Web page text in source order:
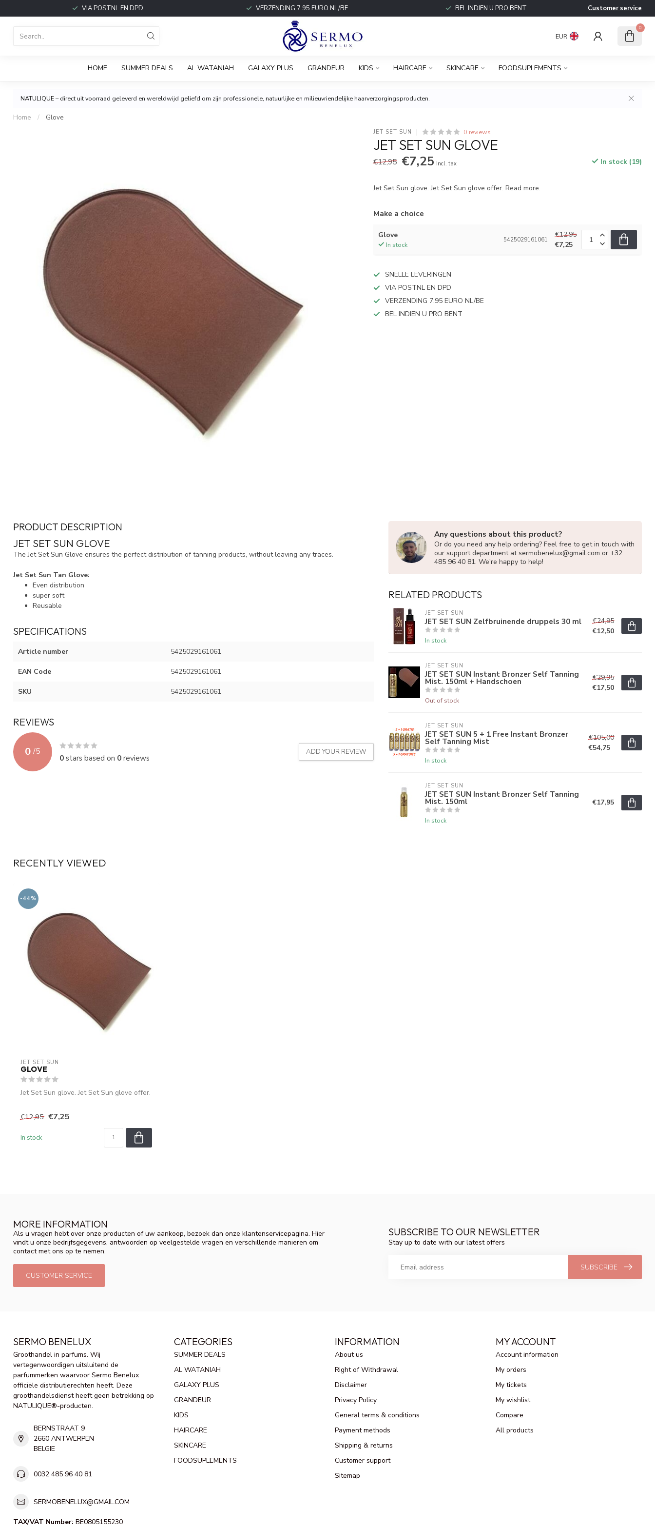
VIA POSTNL EN DPD VERZENDING 7.95 EURO NL/BE BEL INDIEN U PRO BENT Customer service
EUR
0
HOME SUMMER DEALS AL WATANIAH GALAXY PLUS GRANDEUR KIDS HAIRCARE SKINCARE FOODSUPLEMENTS
NATULIQUE – direct uit voorraad geleverd en wereldwijd geliefd om zijn professionele, natuurlijke en milieuvriendelijke haarverzorgingsproducten.
Home / Glove
JET SET SUN 0 reviews
JET SET SUN GLOVE
€12,95 €7,25 Incl. tax In stock (19)
Jet Set Sun glove. Jet Set Sun glove offer.Read more.
Make a choice
Glove
In stock
5425029161061
€12,95
€7,25
SNELLE LEVERINGEN
VIA POSTNL EN DPD
VERZENDING 7.95 EURO NL/BE
BEL INDIEN U PRO BENT
PRODUCT DESCRIPTION
JET SET SUN GLOVE
The Jet Set Sun Glove ensures the perfect distribution of tanning products, without leaving any traces.
Jet Set Sun Tan Glove:
Even distribution
super soft
Reusable
SPECIFICATIONS
Article number 5425029161061
EAN Code 5425029161061
SKU 5425029161061
REVIEWS
0 /5
0stars based on 0reviews
ADD YOUR REVIEW
Any questions about this product?
Or do you need any help ordering? Feel free to get in touch with
our support department at sermobenelux@gmail.com or +32
485 96 40 81. We're happy to help!
RELATED PRODUCTS
JET SET SUN
JET SET SUN Zelfbruinende druppels 30 ml
In stock
€24,95
€12,50
JET SET SUN
JET SET SUN Instant Bronzer Self Tanning
Mist. 150ml + Handschoen
Out of stock
€29,95
€17,50
JET SET SUN
JET SET SUN 5 + 1 Free Instant Bronzer
Self Tanning Mist
In stock
€105,00
€54,75
JET SET SUN
JET SET SUN Instant Bronzer Self Tanning
Mist. 150ml
In stock
€17,95
RECENTLY VIEWED
-44%
JET SET SUN
GLOVE
Jet Set Sun glove. Jet Set Sun glove offer.
€12,95 €7,25
In stock
MORE INFORMATION
Als u vragen hebt over onze producten of uw aankoop, bezoek dan onze klantenservicepagina. Hier
vindt u onze bedrijfsgegevens, antwoorden op veelgestelde vragen en verschillende manieren om
contact met ons op te nemen.
CUSTOMER SERVICE
SUBSCRIBE TO OUR NEWSLETTER
Stay up to date with our latest offers
SUBSCRIBE
SERMO BENELUX
Groothandel in parfums. Wij
vertegenwoordigen uitsluitend de
parfummerken waarvoor Sermo Benelux
officiële distributierechten heeft. Deze
groothandelsdienst heeft geen betrekking op
NATULIQUE®-producten.
BERNSTRAAT 9
2660 ANTWERPEN
BELGIE
0032 485 96 40 81
SERMOBENELUX@GMAIL.COM
TAX/VAT Number: BE0805155230
CATEGORIES
SUMMER DEALS
AL WATANIAH
GALAXY PLUS
GRANDEUR
KIDS
HAIRCARE
SKINCARE
FOODSUPLEMENTS
INFORMATION
About us
Right of Withdrawal
Disclaimer
Privacy Policy
General terms & conditions
Payment methods
Shipping & returns
Customer support
Sitemap
MY ACCOUNT
Account information
My orders
My tickets
My wishlist
Compare
All products